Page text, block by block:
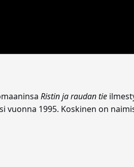
Ristin ja raudan tie
1995. Koskinen on